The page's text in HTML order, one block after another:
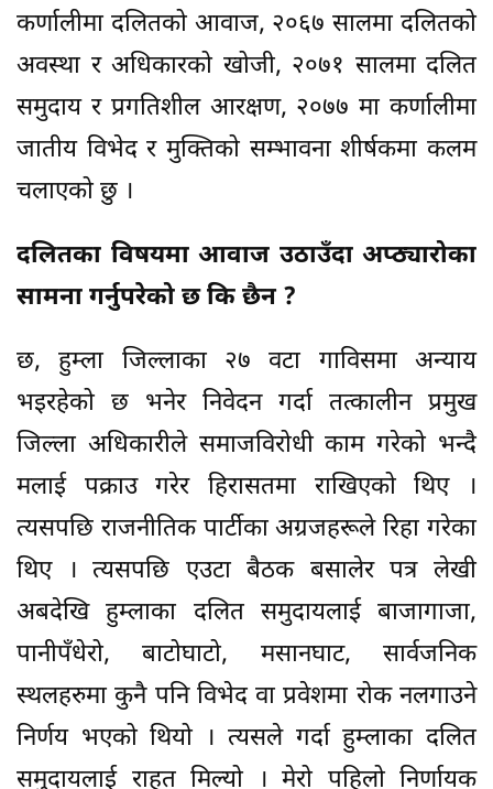
कर्णालीमा दलितको आवाज, २०६७ सालमा दलितको
अवस्था र अधिकारको खोजी, २०७१ सालमा दलित
समुदाय र प्रगतिशील आरक्षण, २०७७ मा कर्णालीमा
जातीय विभेद र मुक्तिको सम्भावना शीर्षकमा कलम
चलाएको छु ।
दलितका विषयमा आवाज उठाउँदा अप्ठ्यारोका
सामना गर्नुपरेको छ कि छैन ?
छ, हुम्ला जिल्लाका २७ वटा गाविसमा अन्याय
भइरहेको छ भनेर निवेदन गर्दा तत्कालीन प्रमुख
जिल्ला अधिकारीले समाजविरोधी काम गरेको भन्दै
मलाई पक्राउ गरेर हिरासतमा राखिएको थिए ।
त्यसपछि राजनीतिक पार्टीका अग्रजहरूले रिहा गरेका
थिए । त्यसपछि एउटा बैठक बसालेर पत्र लेखी
अबदेखि हुम्लाका दलित समुदायलाई बाजागाजा,
पानीपँधेरो, बाटोघाटो, मसानघाट, सार्वजनिक
स्थलहरुमा कुनै पनि विभेद वा प्रवेशमा रोक नलगाउने
निर्णय भएको थियो । त्यसले गर्दा हुम्लाका दलित
समुदायलाई राहत मिल्यो । मेरो पहिलो निर्णायक